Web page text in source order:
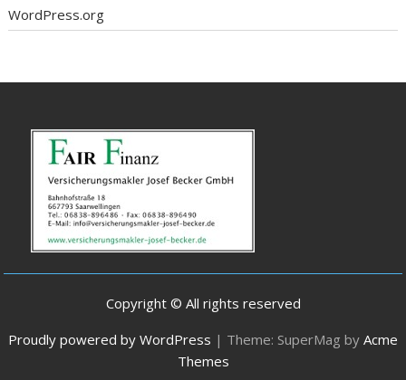
WordPress.org
Copyright © All rights reserved
Proudly powered by WordPress | Theme: SuperMag by Acme
Themes